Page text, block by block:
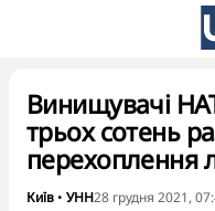
Винищувачі
трьох сотень
перехоплення
Київ • УНН28 грудня 2021,